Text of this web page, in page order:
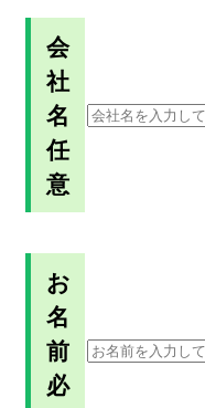
会
社
名
任
意
お
名
前
必